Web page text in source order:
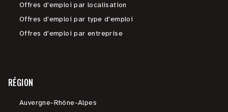
Offres d'emploi par localisation
Offres d'emploi par type d'emploi
Offres d'emploi par entreprise
RÉGION
Auvergne-Rhône-Alpes